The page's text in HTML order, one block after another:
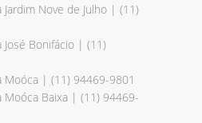
Nove de Julho | (11)
José Bonifácio | (11)
Moóca | (11) 94469-9801
Moóca Baixa | (11) 94469-